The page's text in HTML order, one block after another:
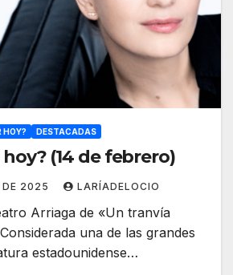
HOY? DESTACADAS
(14 de febrero)
DE 2025 LARÍADELOCIO
Arriaga de «Un tranvía
una de las grandes
estadounidense…